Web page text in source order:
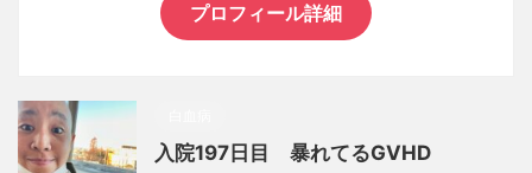
プロフィール詳細
入院197日目 暴れてるGVHD